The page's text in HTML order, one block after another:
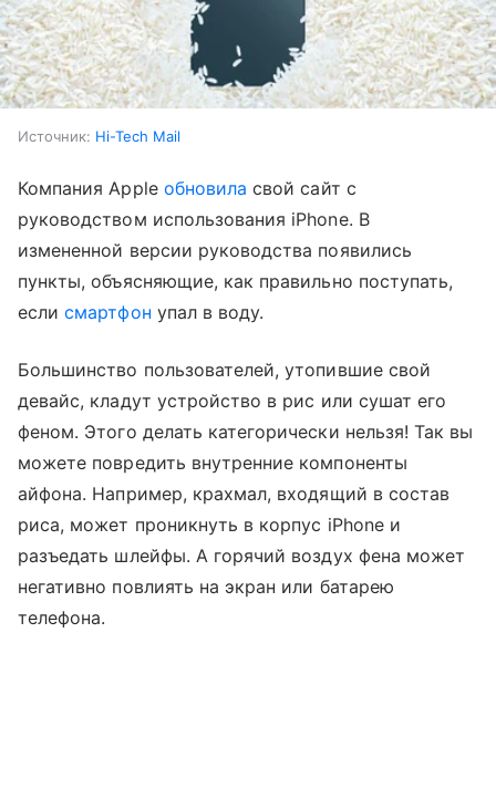
Источник: Hi-Tech Mail
Компания Apple обновила свой сайт с
руководством использования iPhone. В
измененной версии руководства появились
пункты, объясняющие, как правильно поступать,
еслисмартфон упал в воду.
Большинство пользователей, утопившие свой
девайс, кладут устройство в рис или сушат его
феном. Этого делать категорически нельзя! Так вы
можете повредить внутренние компоненты
айфона. Например, крахмал, входящий в состав
риса, может проникнуть в корпус iPhone и
разъедать шлейфы. А горячий воздух фена может
негативно повлиять на экран или батарею
телефона.